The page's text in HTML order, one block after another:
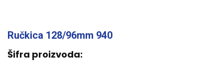
Ručkica 128/96mm 940
Šifra proizvoda: